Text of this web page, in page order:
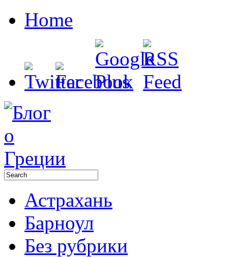
Home
Астрахань
Барноул
Без рубрики